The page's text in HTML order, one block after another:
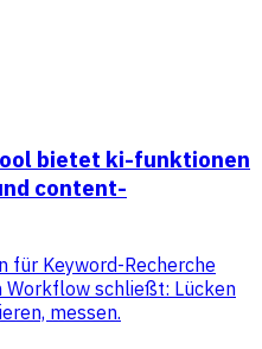
bietet ki-funktionen
content-
für Keyword-Recherche
Workflow schließt: Lücken
messen.